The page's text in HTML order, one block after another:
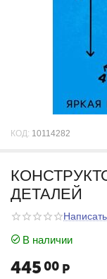
КОД: 10114282
ДЕТАЛЕЙ
В наличии
445 00 Р